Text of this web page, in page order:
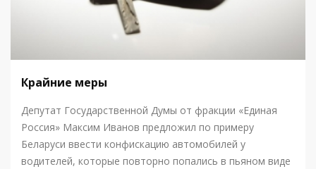
Крайние меры
Депутат Государственной Думы от фракции «Единая
Россия» Максим Иванов предложил по примеру
Беларуси ввести конфискацию автомобилей у
водителей, которые повторно попались в пьяном виде